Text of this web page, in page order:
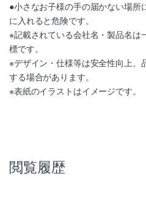
●小さなお子様の手の届かない場所
に入れると危険です。
※記載されている会社名・製品名は
標です。
※デザイン・仕様等は安全性向上、
する場合があります。
※表紙のイラストはイメージです。
閲覧履歴